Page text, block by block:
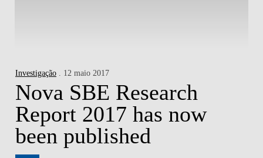
Investigação . 12 maio 2017
Nova SBE Research
Report 2017 has now
been published